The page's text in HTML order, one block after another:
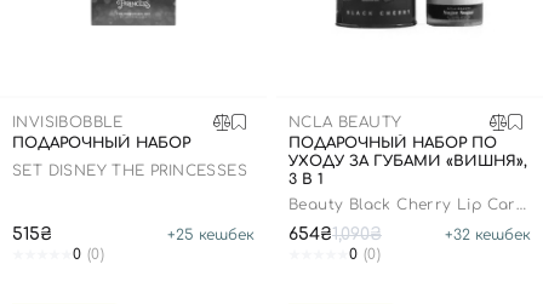
INVISIBOBBLE
ПОДАРОЧНЫЙ НАБОР
SET DISNEY THE PRINCESSES
515₴ +25 кешбек
0 (0)
NCLA BEAUTY
ПОДАРОЧНЫЙ НАБОР ПО
УХОДУ ЗА ГУБАМИ «ВИШНЯ»,
3 В 1
Beauty Black Cherry Lip Care
654₴1,090₴ +32 кешбек
0 (0)